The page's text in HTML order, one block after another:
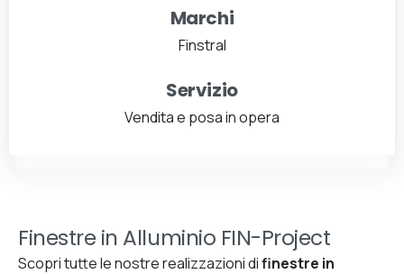
Marchi
Finstral
Servizio
Vendita e posa in opera
Finestre in Alluminio FIN-Project
Scopri tutte le nostre realizzazioni difinestre in